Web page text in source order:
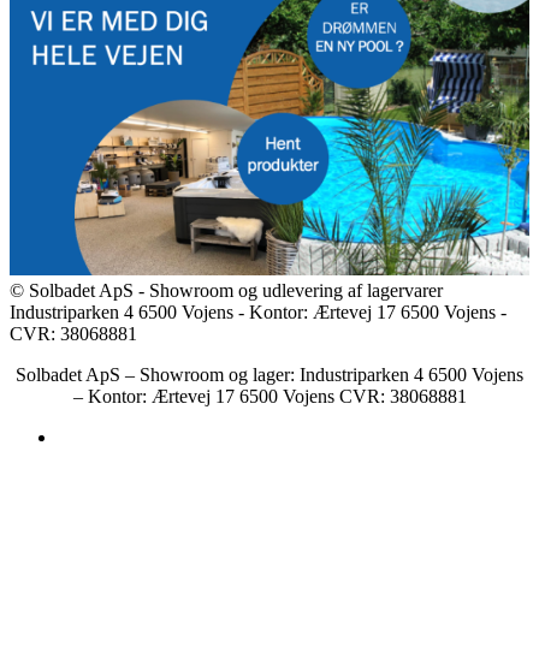
© Solbadet ApS - Showroom og udlevering af lagervarer
Industriparken 4 6500 Vojens - Kontor: Ærtevej 17 6500 Vojens -
CVR: 38068881
Solbadet ApS – Showroom og lager: Industriparken 4 6500 Vojens
– Kontor: Ærtevej 17 6500 Vojens CVR: 38068881